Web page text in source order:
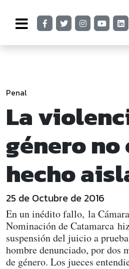
Penal
La
género no
hecho
25 de Octubre de 2016
En un inédito fallo, la
Nominación de Catamarca
suspensión del juicio a
hombre denunciado, por dos
de género. Los jueces